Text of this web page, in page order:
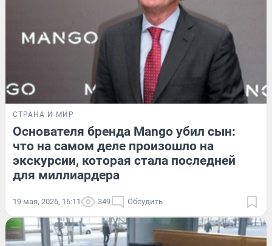
СТРАНА И МИР
Основателя бренда Mango убил сын:
что на самом деле произошло на
экскурсии, которая стала последней
для миллиардера
19 мая, 2026, 16:11 349 Обсудить